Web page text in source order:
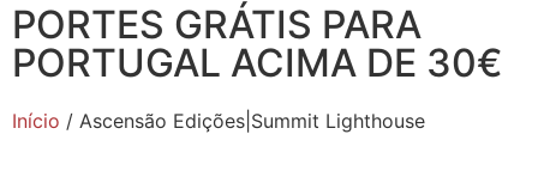
PORTES GRÁTIS PARA
PORTUGAL ACIMA DE 30€
Início / Ascensão Edições|Summit Lighthouse